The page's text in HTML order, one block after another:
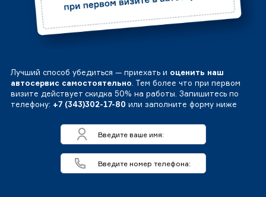
Лучший способ убедиться — приехать и оценить наш
автосервис самостоятельно. Тем более что при первом
визите действует скидка 50% на работы. Запишитесь по
телефону: +7 (343)302-17-80 или заполните форму ниже